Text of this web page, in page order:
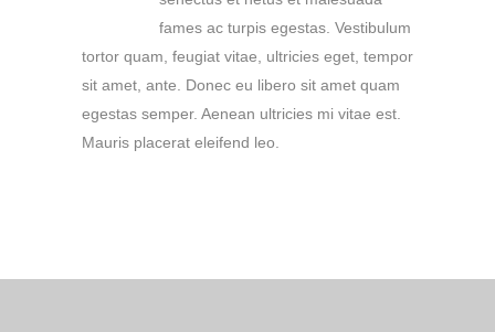
fames ac turpis egestas. Vestibulum
tortor quam, feugiat vitae, ultricies eget, tempor
sit amet, ante. Donec eu libero sit amet quam
egestas semper. Aenean ultricies mi vitae est.
Mauris placerat eleifend leo.